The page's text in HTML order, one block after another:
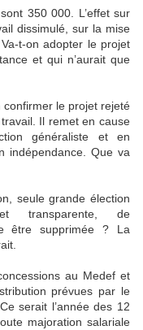
350 000. L’effet sur
dissimulé, sur la mise
t-on adopter le projet
et qui n’aurait que
confirmer le projet rejeté
Il remet en cause
généraliste et en
indépendance. Que va
seule grande élection
transparente, de
être supprimée ? La
au Medef et
prévues par le
serait l’année des 12
majoration salariale